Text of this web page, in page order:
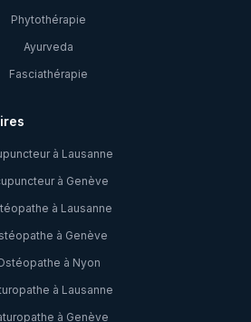
Phytothérapie
Ayurveda
Fasciathérapie
à Lausanne
à Genève
à Lausanne
à Genève
à Nyon
à Lausanne
à Genève